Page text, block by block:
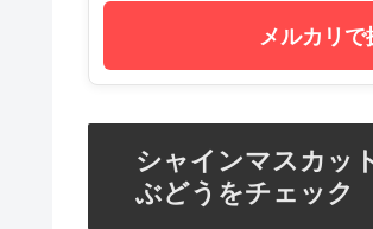
メルカリで
シャインマスカッ
ぶどうをチェック